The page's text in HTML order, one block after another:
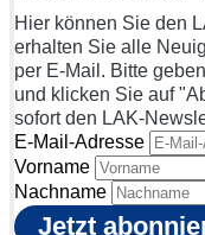
Hier können Sie den
erhalten Sie alle
per E-Mail. Bitte
und klicken Sie auf
sofort den LAK-
E-Mail-Adresse
Vorname
Nachname